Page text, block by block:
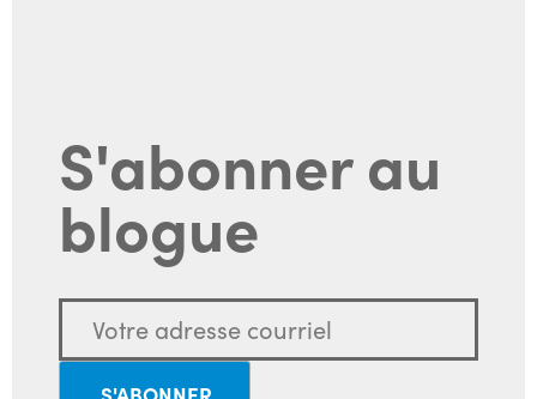
S'abonner au
blogue